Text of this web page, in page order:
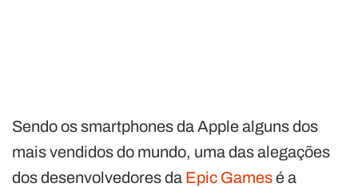
Sendo os smartphones da Apple alguns dos
mais vendidos do mundo, uma das alegações
dos desenvolvedores da Epic Gamesé a